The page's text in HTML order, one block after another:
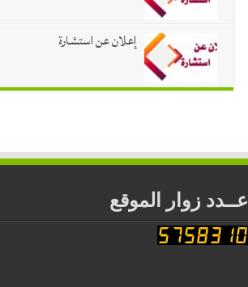
إعلان عن استشارة
عــدد زوار الموقع